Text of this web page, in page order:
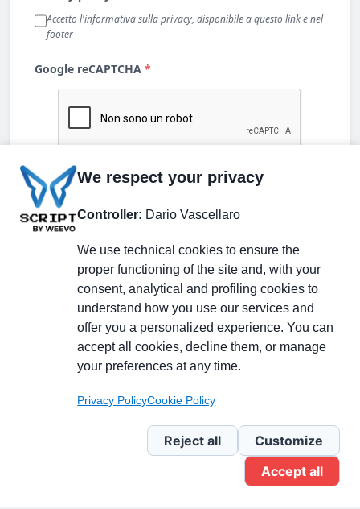
Partecipa alla discussione
Pagina Linkedin
Newsletter Linkedin
We respect your privacy
Controller: Dario Vascellaro
We use technical cookies to ensure the
proper functioning of the site and, with your
consent, analytical and profiling cookies to
understand how you use our services and
offer you a personalized experience. You can
accept all cookies, decline them, or manage
your preferences at any time.
Privacy PolicyCookie Policy
Reject all
Customize
Accept all